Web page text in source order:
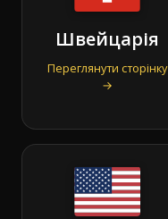
Швейцарія
Переглянути сторінку
→